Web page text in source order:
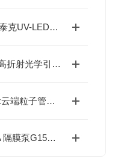
日本AITEC艾泰克UV-LED全波段可调光源系统
HOYA豪雅「高折射光学引擎」—2.0超高清折射率，重新定义成像极限！
加野Kanomax云端粒子管家—RS485/USB双通+智能分析软件，数据掌控！
日本YAMADA 隔膜泵G15系列